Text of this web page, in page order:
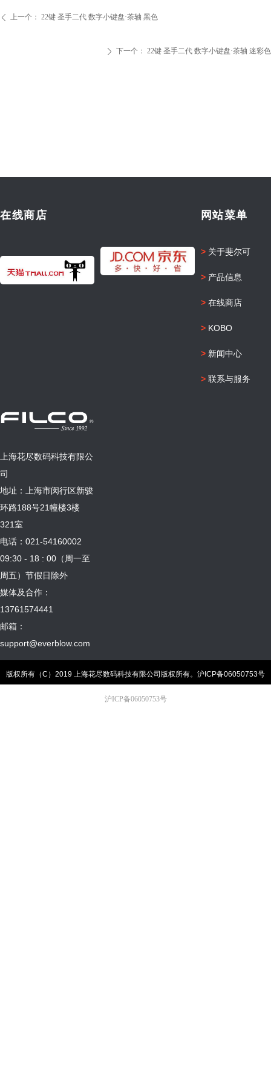
ꄴ 上一个： 22键 圣手二代 数字小键盘·茶轴 黑色
ꄲ 下一个： 22键 圣手二代 数字小键盘·茶轴 迷彩色
网站菜单
>关于斐尔可
>产品信息
>在线商店
>KOBO
>新闻中心
>联系与服务
在线商店
上海花尽数码科技有限公
司
地址：上海市闵行区新骏
环路188号21幢楼3楼
321室
电话：021-54160002
09:30 - 18 : 00（周一至
周五）节假日除外
媒体及合作：
13761574441
邮箱：
support@everblow.com
版权所有（C）2019 上海花尽数码科技有限公司版权所有。 沪ICP备06050753号
沪ICP备06050753号